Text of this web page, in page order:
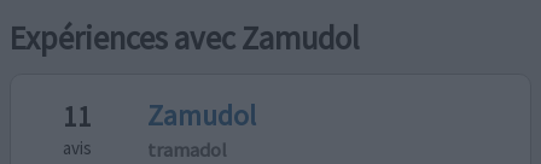
Expériences avec Zamudol
11
avis
Zamudol
tramadol